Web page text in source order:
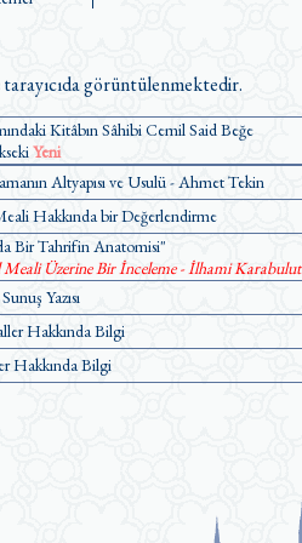
tarayıcıda görüntülenmektedir.
Kitâbın Sâhibi Cemil Said Beğe
Yeni
Altyapısı ve Usulü - Ahmet Tekin
Hakkında bir Değerlendirme
Bir Tahrifin Anatomisi"
Üzerine Bir İnceleme - İlhami Karabulut
Yazısı
Hakkında Bilgi
Hakkında Bilgi